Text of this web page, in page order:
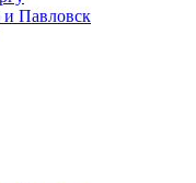
и Павловск